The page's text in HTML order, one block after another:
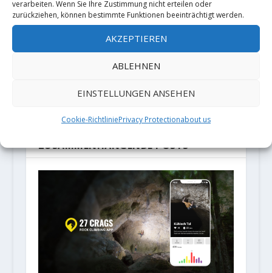
verarbeiten. Wenn Sie Ihre Zustimmung nicht erteilen oder
zurückziehen, können bestimmte Funktionen beeinträchtigt werden.
AKZEPTIEREN
ABLEHNEN
EINSTELLUNGEN ANSEHEN
Cookie-RichtliniePrivacy Protectionabout us
VORHERIGE
Leon Fraunholz
Geschichte"
NÄCHSTE
Absicherungen
notwendig oder
ZUSAMMENHÄNGENDE POSTS